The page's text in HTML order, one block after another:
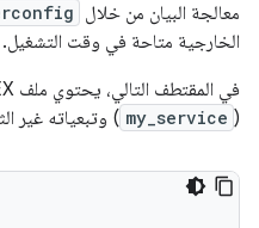
معالجة البيان من خلال
الخارجية متاحة في وقت التشغيل.
(
my_service ) وتبعياته غير